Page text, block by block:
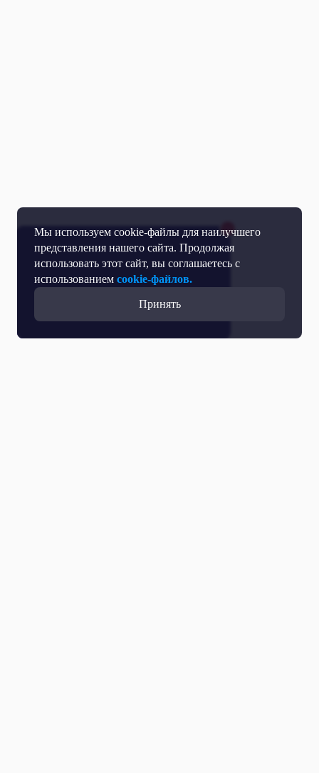
Мы используем cookie-файлы для наилучшего
представления нашего сайта. Продолжая
использовать этот сайт, вы соглашаетесь с
использованием cookie-файлов.
Принять